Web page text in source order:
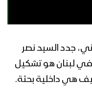
جدد السيد نصر
في لبنان هو تشكيل
هي داخلية بحتة.